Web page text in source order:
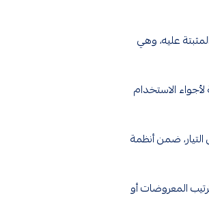
الفنية المثبتة عليه، وهي
الاستخدام
ضمن أنظمة
المعروضات أو